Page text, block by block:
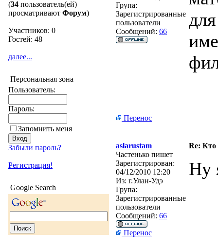
(34 пользователь(ей)
просматривают Форум)
Участников: 0
Гостей: 48
далее...
Персональная зона
Пользователь:
Пароль:
Запомнить меня
Забыли пароль?
Регистрация!
Google Search
Група:
Зарегистрированные
пользователи
Сообщений: 66
Перенос
aslarustam
Re: Кто
Частенько пишет
Зарегистрирован:
04/12/2010 12:20
Из: г.Улан-Удэ
Група:
Зарегистрированные
пользователи
Сообщений: 66
Ну
Перенос